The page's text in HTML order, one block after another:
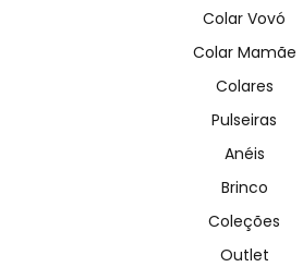
Colar Vovó
Colar Mamãe
Colares
Pulseiras
Anéis
Brinco
Coleções
Outlet